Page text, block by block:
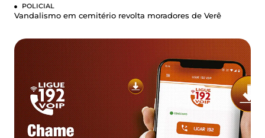
POLICIAL
Vandalismo em cemitério revolta moradores de Verê